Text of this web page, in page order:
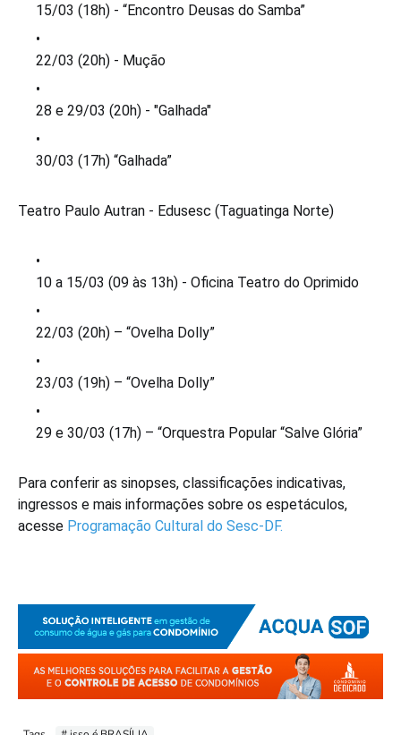
15/03 (18h) - “Encontro Deusas do Samba”
22/03 (20h) - Mução
28 e 29/03 (20h) - "Galhada"
30/03 (17h) “Galhada”
Teatro Paulo Autran - Edusesc (Taguatinga Norte)
10 a 15/03 (09 às 13h) - Oficina Teatro do Oprimido
22/03 (20h) – “Ovelha Dolly”
23/03 (19h) – “Ovelha Dolly”
29 e 30/03 (17h) – “Orquestra Popular “Salve Glória”
Para conferir as sinopses, classificações indicativas,
ingressos e mais informações sobre os espetáculos,
acesse Programação Cultural do Sesc-DF.